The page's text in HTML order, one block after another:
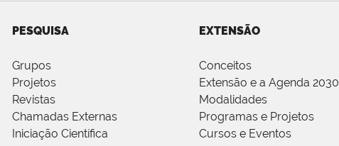
PESQUISA
Grupos
Projetos
Revistas
Chamadas Externas
Iniciação Científica
EXTENSÃO
Conceitos
Extensão e a Agenda 2030
Modalidades
Programas e Projetos
Cursos e Eventos